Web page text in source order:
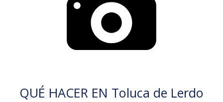
QUÉ HACER EN Toluca de Lerdo